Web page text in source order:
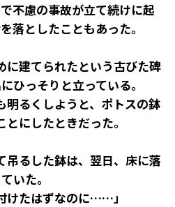
不慮の事故が立て続けに起
落としたこともあった。
に建てられたという古びた碑
ひっそりと立っている。
明るくしようと、ポトスの鉢
にしたときだった。
吊るした鉢は、翌日、床に落
いた。
けたはずなのに……」